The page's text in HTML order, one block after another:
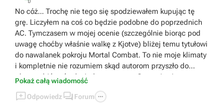
No cóż... Trochę nie tego się spodziewałem kupując tę
grę. Liczyłem na coś co będzie podobne do poprzednich
AC. Tymczasem w mojej ocenie (szczególnie biorąc pod
uwagę choćby właśnie walkę z Kjotve) bliżej temu tytułowi
do nawalanek pokroju Mortal Combat. To nie moje klimaty
i kompletnie nie rozumiem skąd autorom przyszło do
głowy robić coś tak niedorzecznego. Gra staje się przez to
(przynajmniej dla mnie) kompletnie niegrywalna i
zwyczajnie... nudna. Bo jak się domyślam rozwój postaci
Pokaż całą wiadomość
Odpowiedz  Forum 